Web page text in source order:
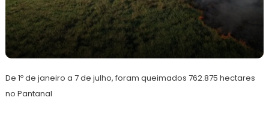
julho
de
Redação
De 1º de janeiro a 7 de julho, foram queimados 762.875 hectares
no Pantanal